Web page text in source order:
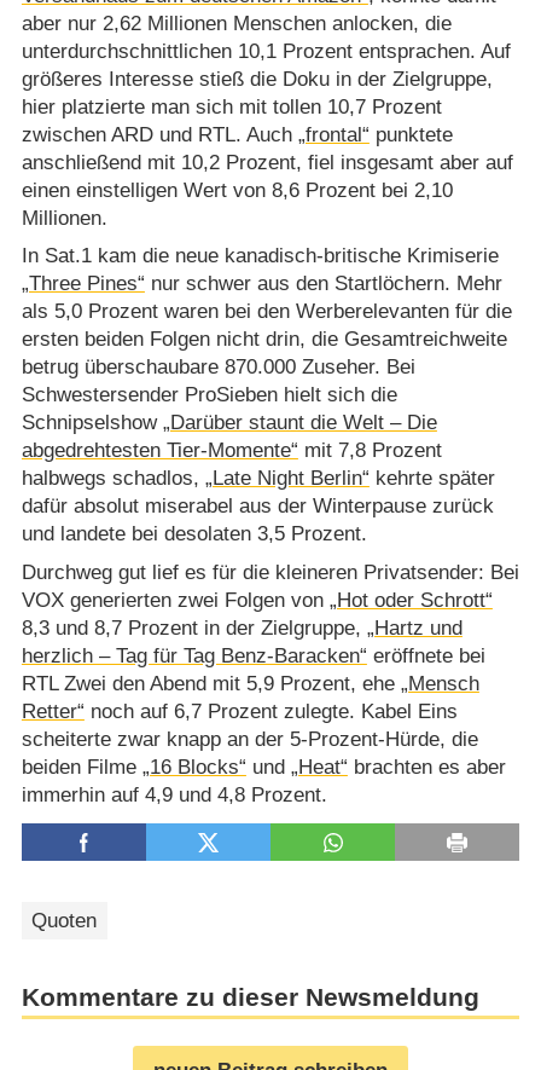
aber nur 2,62 Millionen Menschen anlocken, die
unterdurchschnittlichen 10,1 Prozent entsprachen. Auf
größeres Interesse stieß die Doku in der Zielgruppe,
hier platzierte man sich mit tollen 10,7 Prozent
zwischen ARD und RTL. Auch „frontal“ punktete
anschließend mit 10,2 Prozent, fiel insgesamt aber auf
einen einstelligen Wert von 8,6 Prozent bei 2,10
Millionen.
In Sat.1 kam die neue kanadisch-britische Krimiserie
„Three Pines“ nur schwer aus den Startlöchern. Mehr
als 5,0 Prozent waren bei den Werberelevanten für die
ersten beiden Folgen nicht drin, die Gesamtreichweite
betrug überschaubare 870.000 Zuseher. Bei
Schwestersender ProSieben hielt sich die
Schnipselshow „Darüber staunt die Welt – Die
abgedrehtesten Tier-Momente“ mit 7,8 Prozent
halbwegs schadlos, „Late Night Berlin“ kehrte später
dafür absolut miserabel aus der Winterpause zurück
und landete bei desolaten 3,5 Prozent.
Durchweg gut lief es für die kleineren Privatsender: Bei
VOX generierten zwei Folgen von „Hot oder Schrott“
8,3 und 8,7 Prozent in der Zielgruppe, „Hartz und
herzlich – Tag für Tag Benz-Baracken“ eröffnete bei
RTL Zwei den Abend mit 5,9 Prozent, ehe „Mensch
Retter“ noch auf 6,7 Prozent zulegte. Kabel Eins
scheiterte zwar knapp an der 5-Prozent-Hürde, die
beiden Filme „16 Blocks“ und „Heat“ brachten es aber
immerhin auf 4,9 und 4,8 Prozent.
Quoten
Kommentare zu dieser Newsmeldung